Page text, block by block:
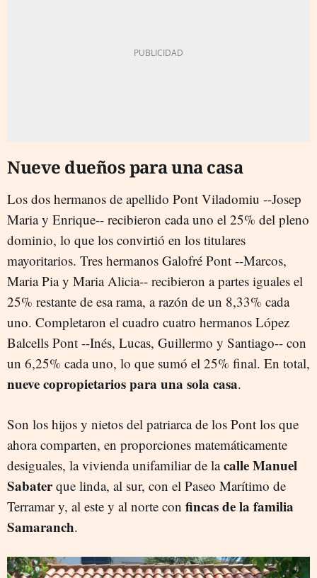
Nueve dueños para una casa
Los dos hermanos de apellido Pont Viladomiu --Josep
Maria y Enrique-- recibieron cada uno el 25% del pleno
dominio, lo que los convirtió en los titulares
mayoritarios. Tres hermanos Galofré Pont --Marcos,
Maria Pia y Maria Alicia-- recibieron a partes iguales el
25% restante de esa rama, a razón de un 8,33% cada
uno. Completaron el cuadro cuatro hermanos López
Balcells Pont --Inés, Lucas, Guillermo y Santiago-- con
un 6,25% cada uno, lo que sumó el 25% final. En total,
nueve copropietarios para una sola casa.
Son los hijos y nietos del patriarca de los Pont los que
ahora comparten, en proporciones matemáticamente
desiguales, la vivienda unifamiliar de lacalle Manuel
Sabaterque linda, al sur, con el Paseo Marítimo de
Terramar y, al este y al norte con fincas de la familia
Samaranch.